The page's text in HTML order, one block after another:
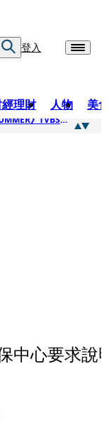
登入
理財 人物 美
邊看偶像邊拚韓國行 《2026 SBS歌謠大戰SUMMER》TVBS直播祭追星福利
中心要求說